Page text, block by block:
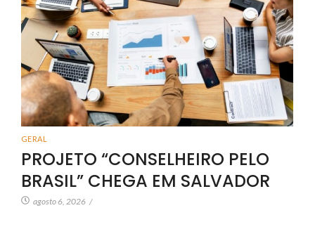
GERAL
PROJETO “CONSELHEIRO PELO
BRASIL” CHEGA EM SALVADOR
agosto 6, 2026 /